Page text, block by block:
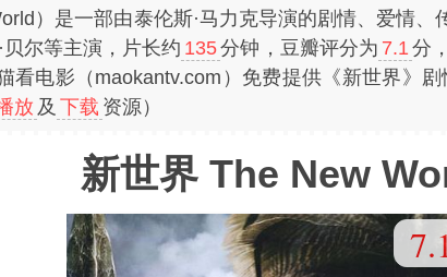
）是一部由泰伦斯·马力克导演的剧情、爱情
尔等主演，片长约 135分钟，豆瓣评分为 7.1 分
看电影（maokantv.com）免费提供《新世界》
放 及 下载 资源）
新世界 The New